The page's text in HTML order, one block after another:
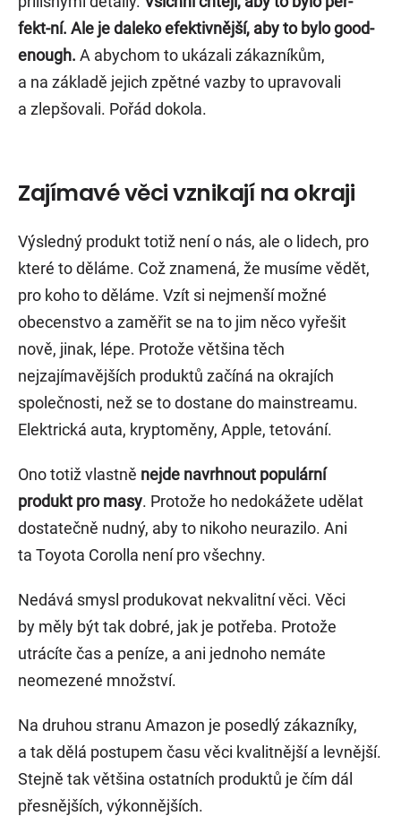
fekt-ní. Ale je daleko efektivnější, aby to bylo good-
enough. A abychom to ukázali zákazníkům,
a na základě jejich zpětné vazby to upravovali
a zlepšovali. Pořád dokola.
Zajímavé věci vznikají na okraji
Výsledný produkt totiž není o nás, ale o lidech, pro
které to děláme. Což znamená, že musíme vědět,
pro koho to děláme. Vzít si nejmenší možné
obecenstvo a zaměřit se na to jim něco vyřešit
nově, jinak, lépe. Protože většina těch
nejzajímavějších produktů začíná na okrajích
společnosti, než se to dostane do mainstreamu.
Elektrická auta, kryptoměny, Apple, tetování.
Ono totiž vlastně nejde navrhnout populární
produkt pro masy. Protože ho nedokážete udělat
dostatečně nudný, aby to nikoho neurazilo. Ani
ta Toyota Corolla není pro všechny.
Nedává smysl produkovat nekvalitní věci. Věci
by měly být tak dobré, jak je potřeba. Protože
utrácíte čas a peníze, a ani jednoho nemáte
neomezené množství.
Na druhou stranu Amazon je posedlý zákazníky,
a tak dělá postupem času věci kvalitnější a levnější.
Stejně tak většina ostatních produktů je čím dál
přesnějších, výkonnějších.